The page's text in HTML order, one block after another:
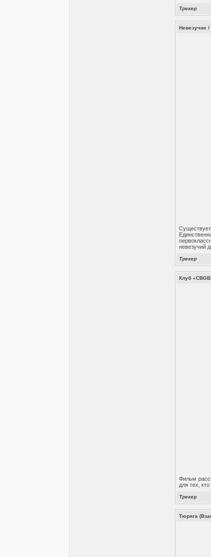
Трекер
Невезучие
невезучий
Трекер
Клуб
Фильм
для тех,
Трекер
Тюряга